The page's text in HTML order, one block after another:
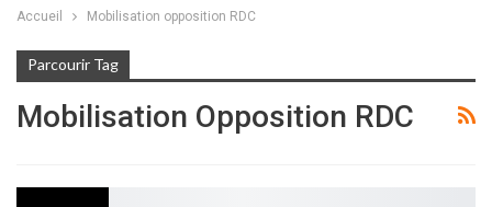
Accueil Mobilisation opposition RDC
Parcourir Tag
Mobilisation Opposition RDC